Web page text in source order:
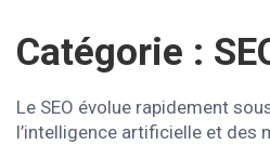
Catégorie :
Le SEO évolue rapidement
l’intelligence artificielle et des